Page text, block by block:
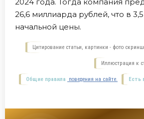
2024 года. Тогда компания
26,6 миллиарда рублей, что в
начальной цены.
Цитирование статьи, картинки - фото
Иллюстрация к
Есть
Общие правила поведения на сайте.